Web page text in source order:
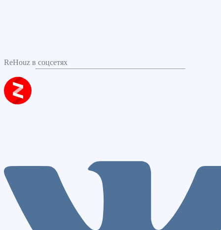
ReHouz в соцсетях